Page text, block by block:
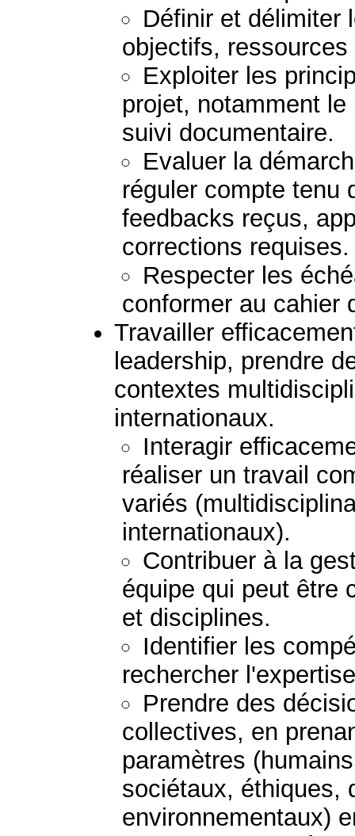
Définir et délimiter
objectifs,
Exploiter les
projet, notamment
suivi documentaire.
Evaluer la
réguler compte tenu
feedbacks reçus,
corrections requises.
Respecter les
conformer au cahier
Travailler
leadership, prendre
contextes
internationaux.
Interagir
réaliser un travail
variés
internationaux).
Contribuer à la
équipe qui peut être
et disciplines.
Identifier les
rechercher
Prendre des
collectives, en
paramètres
sociétaux, éthiques,
environnementaux)